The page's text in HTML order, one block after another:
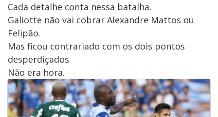
Cada detalhe conta nessa batalha.
Galiotte não vai cobrar Alexandre Mattos ou
Felipão.
Mas ficou contrariado com os dois pontos
desperdiçados.
Não era hora.